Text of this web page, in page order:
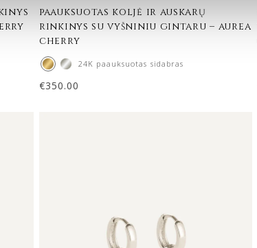
paauksuotas koljė ir auskarų
rinkinys su vyšniniu gintaru – aurea
cherry
24K paauksuotas sidabras
€350.00